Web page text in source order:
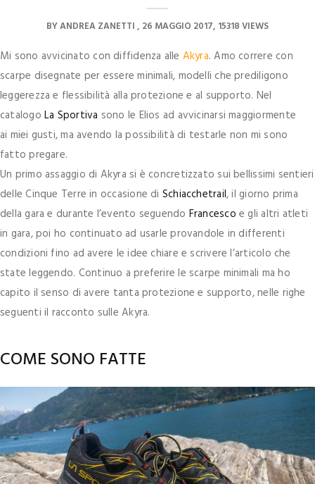
BYANDREA ZANETTI 26 MAGGIO 2017 15318 VIEWS
Mi sono avvicinato con diffidenza alle Akyra. Amo correre con
scarpe disegnate per essere minimali, modelli che prediligono
leggerezza e flessibilità alla protezione e al supporto. Nel
catalogoLa Sportiva sono le Elios ad avvicinarsi maggiormente
ai miei gusti, ma avendo la possibilità di testarle non mi sono
fatto pregare.
Un primo assaggio di Akyra si è concretizzato sui bellissimi sentieri
delle Cinque Terre in occasione di Schiacchetrail, il giorno prima
della gara e durante l’evento seguendo Francesco e gli altri atleti
in gara, poi ho continuato ad usarle provandole in differenti
condizioni fino ad avere le idee chiare e scrivere l’articolo che
state leggendo. Continuo a preferire le scarpe minimali ma ho
capito il senso di avere tanta protezione e supporto, nelle righe
seguenti il racconto sulle Akyra.
COME SONO FATTE